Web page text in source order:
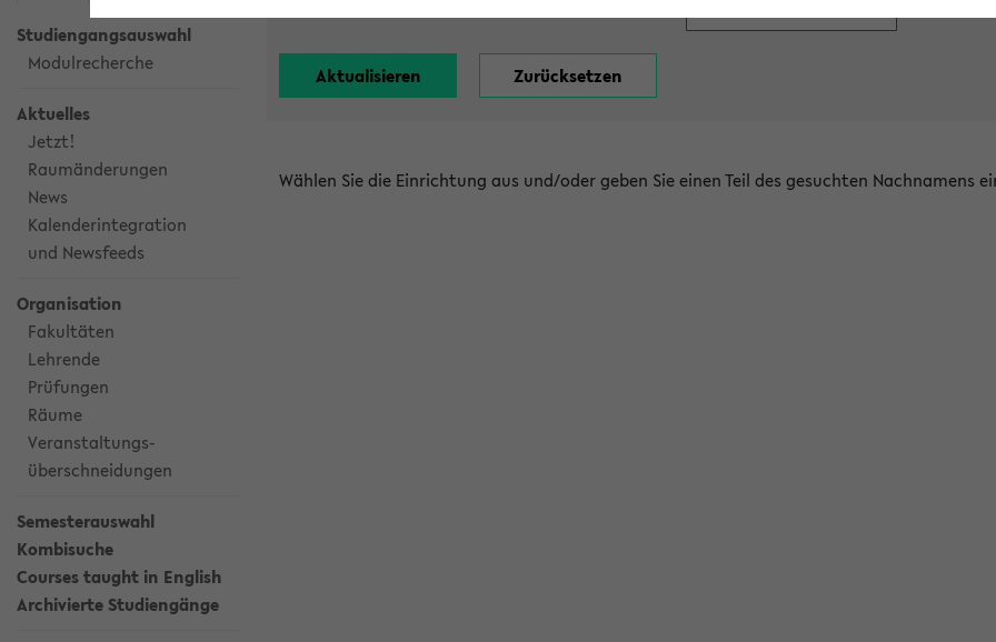
Studiengangsauswahl
Modulrecherche
Aktuelles
Jetzt!
Raumänderungen
News
Kalenderintegration
und Newsfeeds
Organisation
Fakultäten
Lehrende
Prüfungen
Räume
Veranstaltungs-
überschneidungen
Semesterauswahl
Kombisuche
Courses taught in English
Archivierte Studiengänge
Wählen Sie die Einrichtung aus und/oder geben Sie einen Teil des gesuchten Nachnamens